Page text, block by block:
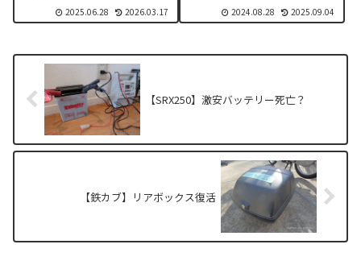
2025.06.28 2026.03.17 2024.08.28 2025.09.04
【SRX250】激安バッテリー死亡？
【鉄カブ】リアボックス復活